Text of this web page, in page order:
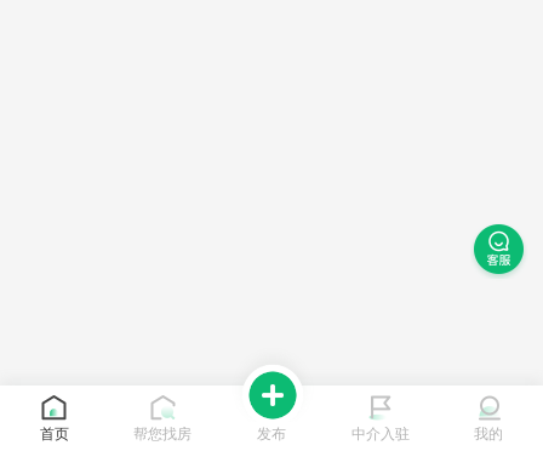
首页 帮您找房 发布 中介入驻 我的